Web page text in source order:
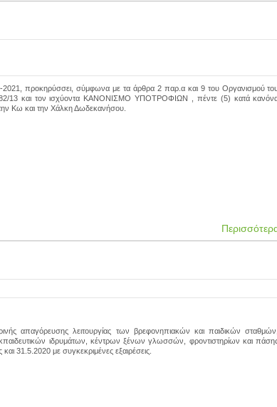
2021, προκηρύσσει, σύμφωνα με τα άρθρα 2 παρ.α και 9 του Οργανισμού
13 και τον ισχύοντα ΚΑΝΟΝΙΣΜΟ ΥΠΟΤΡΟΦΙΩΝ , πέντε (5) κατά
Κω και την Χάλκη Δωδεκανήσου.
απαγόρευσης λειτουργίας των βρεφονηπιακών και παιδικών σταθμών,
ιδρυμάτων, κέντρων ξένων γλωσσών, φροντιστηρίων και
31.5.2020 με συγκεκριμένες εξαιρέσεις.